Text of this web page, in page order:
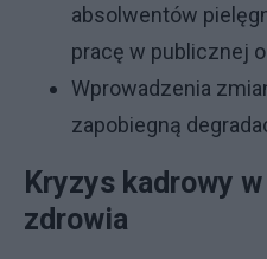
absolwentów
pracę w publicznej
Wprowadzenia
zapobiegną
Kryzys kadrowy
zdrowia